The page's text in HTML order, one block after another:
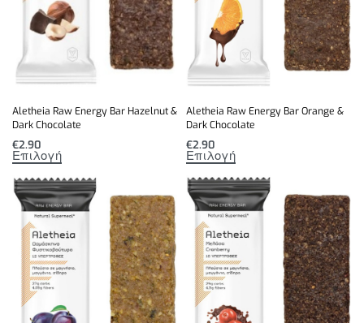
Aletheia Raw Energy Bar Hazelnut &
Dark Chocolate
€2.90
Επιλογή
Aletheia Raw Energy Bar Orange &
Dark Chocolate
€2.90
Επιλογή